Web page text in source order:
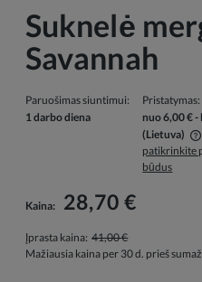
Suknelė
Savannah
Paruošimas siuntimui:
1 darbo diena
Pristatymas:
nuo 6,00 €-
(Lietuva)
Į kainą neįskaičiuotospatikrinkite
būdus
Kaina: 28,70 €
Įprasta kaina: 41,00 €
Mažiausia kaina per 30 d. prieš